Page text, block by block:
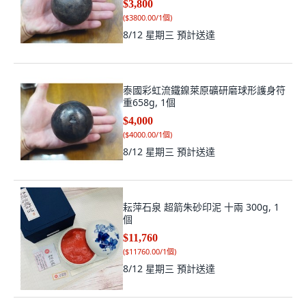
$3,800
($3800.00/1個)
8/12 星期三 預計送達
泰國彩虹流鐵鎳萊原礦研磨球形護身符
重658g, 1個
$4,000
($4000.00/1個)
8/12 星期三 預計送達
耘萍石泉 超箭朱砂印泥 十兩 300g, 1
個
$11,760
($11760.00/1個)
8/12 星期三 預計送達